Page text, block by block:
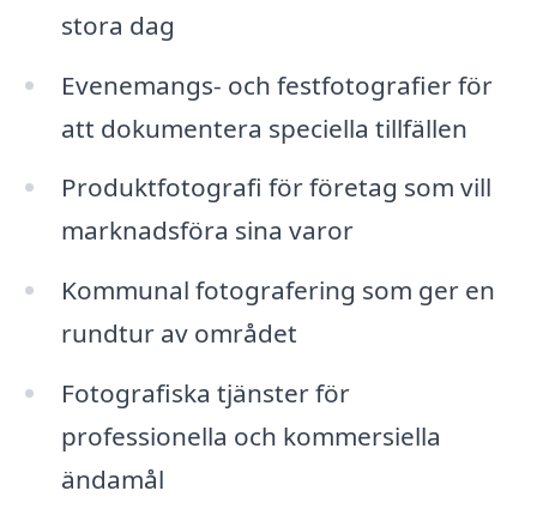
stora dag
Evenemangs- och festfotografier för
att dokumentera speciella tillfällen
Produktfotografi för företag som vill
marknadsföra sina varor
Kommunal fotografering som ger en
rundtur av området
Fotografiska tjänster för
professionella och kommersiella
ändamål